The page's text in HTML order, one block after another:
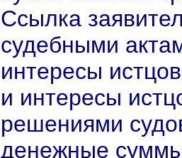
Ссылка
судебными
интересы
и интересы
решениями
денежные